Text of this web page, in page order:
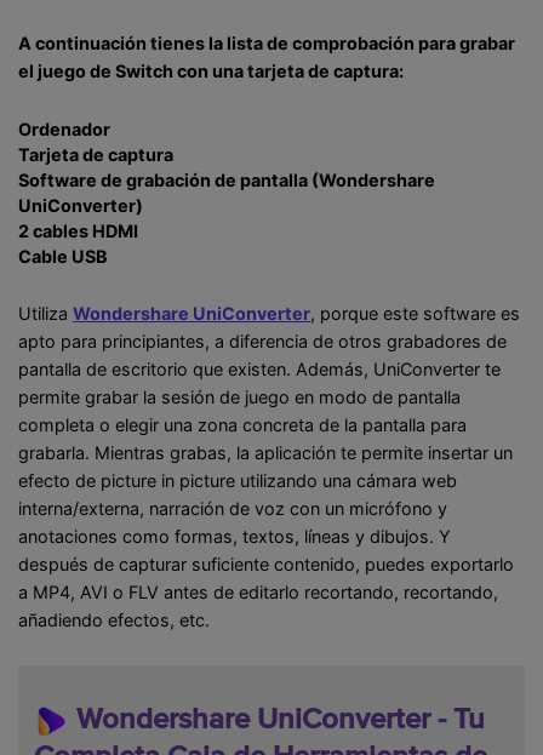
A continuación tienes la lista de comprobación para grabar
el juego de Switch con una tarjeta de captura:
Ordenador
Tarjeta de captura
Software de grabación de pantalla (Wondershare
UniConverter)
2 cables HDMI
Cable USB
Utiliza Wondershare UniConverter, porque este software es
apto para principiantes, a diferencia de otros grabadores de
pantalla de escritorio que existen. Además, UniConverter te
permite grabar la sesión de juego en modo de pantalla
completa o elegir una zona concreta de la pantalla para
grabarla. Mientras grabas, la aplicación te permite insertar un
efecto de picture in picture utilizando una cámara web
interna/externa, narración de voz con un micrófono y
anotaciones como formas, textos, líneas y dibujos. Y
después de capturar suficiente contenido, puedes exportarlo
a MP4, AVI o FLV antes de editarlo recortando, recortando,
añadiendo efectos, etc.
Wondershare UniConverter - Tu